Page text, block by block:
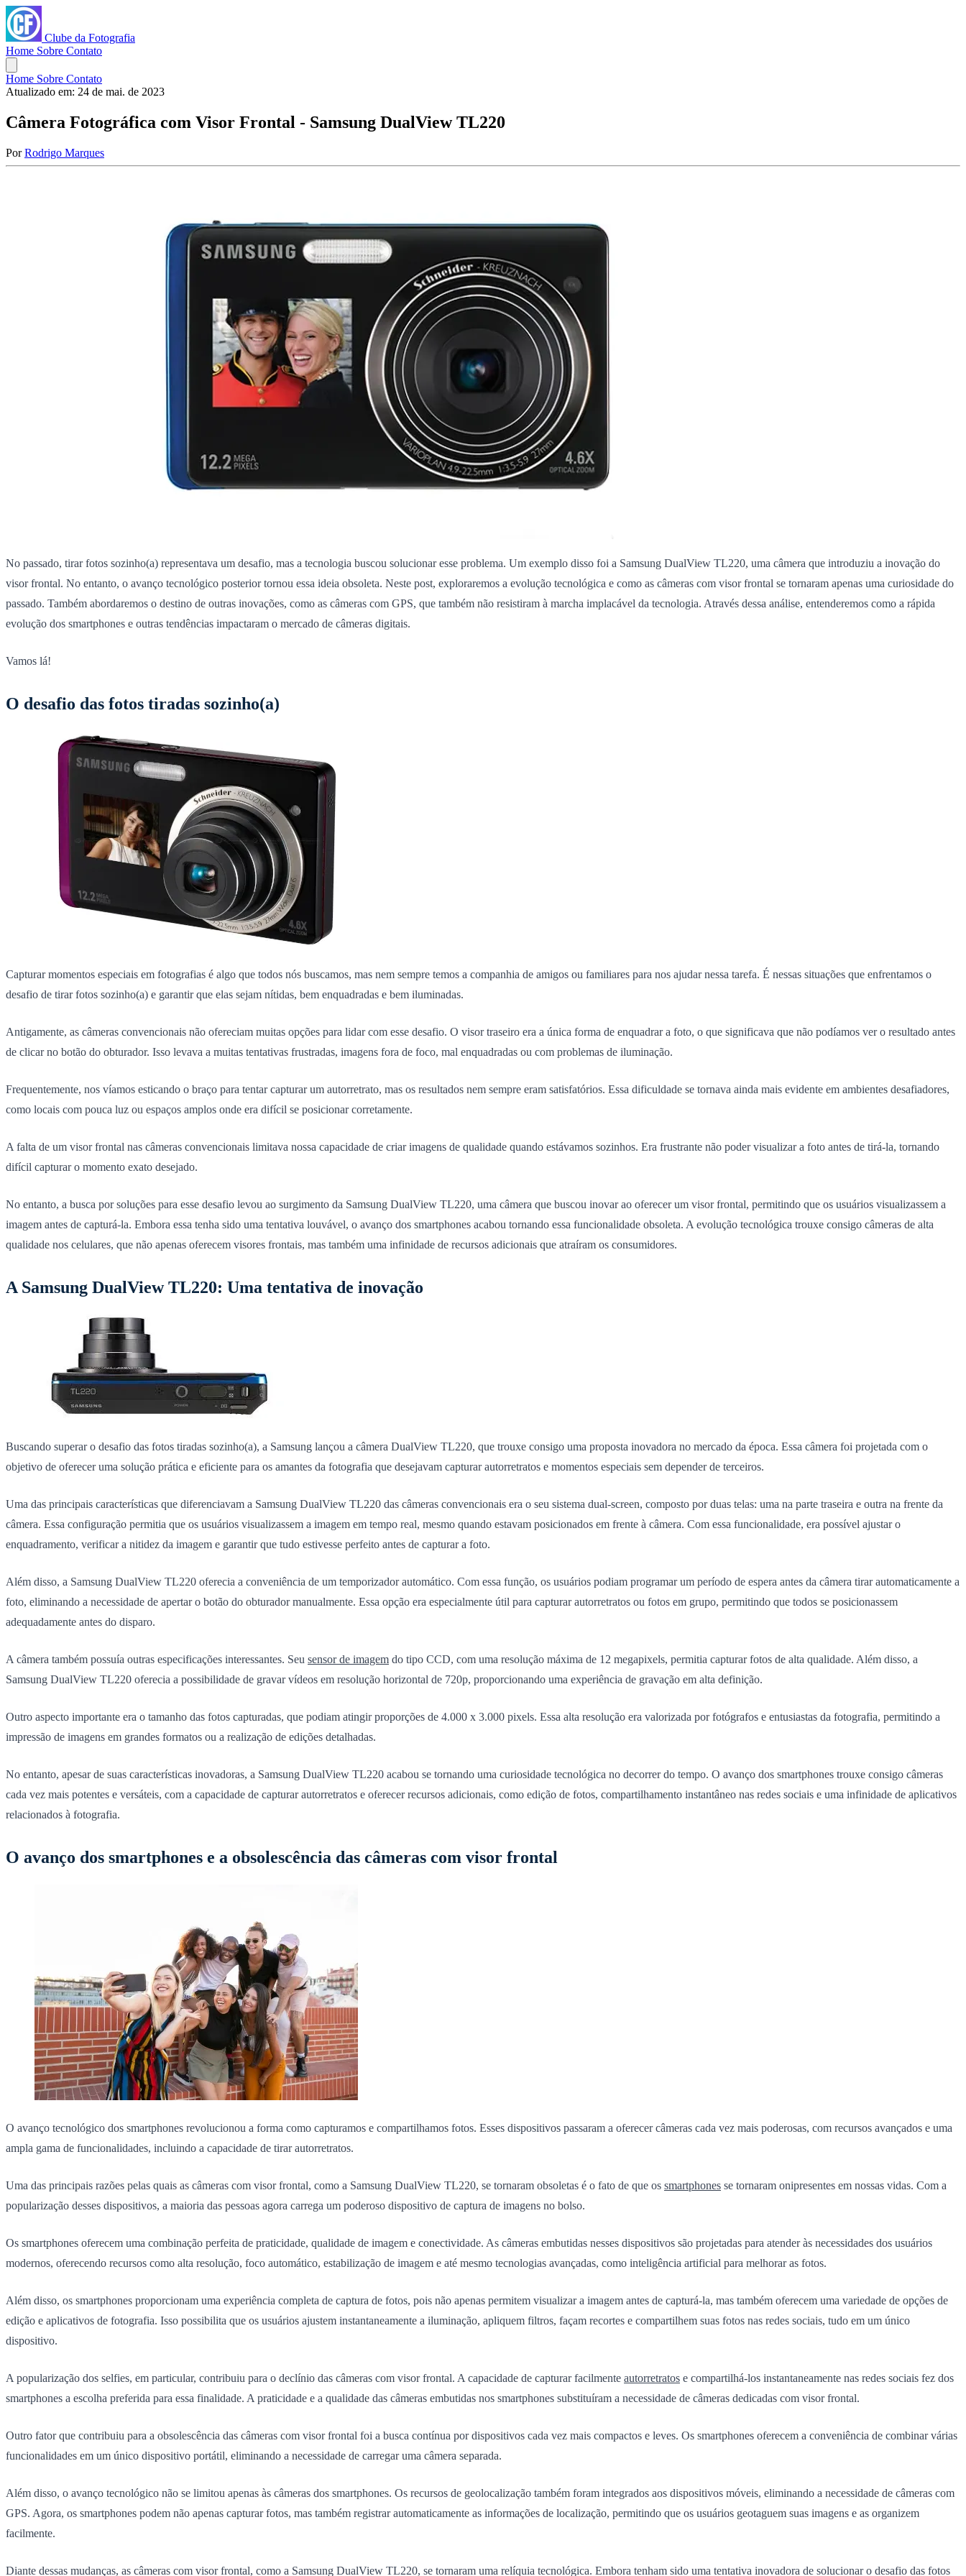
Clube da Fotografia
Home Sobre Contato
Home Sobre Contato
Atualizado em: 24 de mai. de 2023
Câmera Fotográfica com Visor Frontal - Samsung DualView TL220
Por Rodrigo Marques
No passado, tirar fotos sozinho(a) representava um desafio, mas a tecnologia buscou solucionar esse problema. Um exemplo disso foi a Samsung DualView TL220, uma câmera que introduziu a inovação do
visor frontal. No entanto, o avanço tecnológico posterior tornou essa ideia obsoleta. Neste post, exploraremos a evolução tecnológica e como as câmeras com visor frontal se tornaram apenas uma curiosidade do
passado. Também abordaremos o destino de outras inovações, como as câmeras com GPS, que também não resistiram à marcha implacável da tecnologia. Através dessa análise, entenderemos como a rápida
evolução dos smartphones e outras tendências impactaram o mercado de câmeras digitais.
Vamos lá!
O desafio das fotos tiradas sozinho(a)
Capturar momentos especiais em fotografias é algo que todos nós buscamos, mas nem sempre temos a companhia de amigos ou familiares para nos ajudar nessa tarefa. É nessas situações que enfrentamos o
desafio de tirar fotos sozinho(a) e garantir que elas sejam nítidas, bem enquadradas e bem iluminadas.
Antigamente, as câmeras convencionais não ofereciam muitas opções para lidar com esse desafio. O visor traseiro era a única forma de enquadrar a foto, o que significava que não podíamos ver o resultado antes
de clicar no botão do obturador. Isso levava a muitas tentativas frustradas, imagens fora de foco, mal enquadradas ou com problemas de iluminação.
Frequentemente, nos víamos esticando o braço para tentar capturar um autorretrato, mas os resultados nem sempre eram satisfatórios. Essa dificuldade se tornava ainda mais evidente em ambientes desafiadores,
como locais com pouca luz ou espaços amplos onde era difícil se posicionar corretamente.
A falta de um visor frontal nas câmeras convencionais limitava nossa capacidade de criar imagens de qualidade quando estávamos sozinhos. Era frustrante não poder visualizar a foto antes de tirá-la, tornando
difícil capturar o momento exato desejado.
No entanto, a busca por soluções para esse desafio levou ao surgimento da Samsung DualView TL220, uma câmera que buscou inovar ao oferecer um visor frontal, permitindo que os usuários visualizassem a
imagem antes de capturá-la. Embora essa tenha sido uma tentativa louvável, o avanço dos smartphones acabou tornando essa funcionalidade obsoleta. A evolução tecnológica trouxe consigo câmeras de alta
qualidade nos celulares, que não apenas oferecem visores frontais, mas também uma infinidade de recursos adicionais que atraíram os consumidores.
A Samsung DualView TL220: Uma tentativa de inovação
Buscando superar o desafio das fotos tiradas sozinho(a), a Samsung lançou a câmera DualView TL220, que trouxe consigo uma proposta inovadora no mercado da época. Essa câmera foi projetada com o
objetivo de oferecer uma solução prática e eficiente para os amantes da fotografia que desejavam capturar autorretratos e momentos especiais sem depender de terceiros.
Uma das principais características que diferenciavam a Samsung DualView TL220 das câmeras convencionais era o seu sistema dual-screen, composto por duas telas: uma na parte traseira e outra na frente da
câmera. Essa configuração permitia que os usuários visualizassem a imagem em tempo real, mesmo quando estavam posicionados em frente à câmera. Com essa funcionalidade, era possível ajustar o
enquadramento, verificar a nitidez da imagem e garantir que tudo estivesse perfeito antes de capturar a foto.
Além disso, a Samsung DualView TL220 oferecia a conveniência de um temporizador automático. Com essa função, os usuários podiam programar um período de espera antes da câmera tirar automaticamente a
foto, eliminando a necessidade de apertar o botão do obturador manualmente. Essa opção era especialmente útil para capturar autorretratos ou fotos em grupo, permitindo que todos se posicionassem
adequadamente antes do disparo.
A câmera também possuía outras especificações interessantes. Seu sensor de imagem do tipo CCD, com uma resolução máxima de 12 megapixels, permitia capturar fotos de alta qualidade. Além disso, a
Samsung DualView TL220 oferecia a possibilidade de gravar vídeos em resolução horizontal de 720p, proporcionando uma experiência de gravação em alta definição.
Outro aspecto importante era o tamanho das fotos capturadas, que podiam atingir proporções de 4.000 x 3.000 pixels. Essa alta resolução era valorizada por fotógrafos e entusiastas da fotografia, permitindo a
impressão de imagens em grandes formatos ou a realização de edições detalhadas.
No entanto, apesar de suas características inovadoras, a Samsung DualView TL220 acabou se tornando uma curiosidade tecnológica no decorrer do tempo. O avanço dos smartphones trouxe consigo câmeras
cada vez mais potentes e versáteis, com a capacidade de capturar autorretratos e oferecer recursos adicionais, como edição de fotos, compartilhamento instantâneo nas redes sociais e uma infinidade de aplicativos
relacionados à fotografia.
O avanço dos smartphones e a obsolescência das câmeras com visor frontal
O avanço tecnológico dos smartphones revolucionou a forma como capturamos e compartilhamos fotos. Esses dispositivos passaram a oferecer câmeras cada vez mais poderosas, com recursos avançados e uma
ampla gama de funcionalidades, incluindo a capacidade de tirar autorretratos.
Uma das principais razões pelas quais as câmeras com visor frontal, como a Samsung DualView TL220, se tornaram obsoletas é o fato de que os smartphones se tornaram onipresentes em nossas vidas. Com a
popularização desses dispositivos, a maioria das pessoas agora carrega um poderoso dispositivo de captura de imagens no bolso.
Os smartphones oferecem uma combinação perfeita de praticidade, qualidade de imagem e conectividade. As câmeras embutidas nesses dispositivos são projetadas para atender às necessidades dos usuários
modernos, oferecendo recursos como alta resolução, foco automático, estabilização de imagem e até mesmo tecnologias avançadas, como inteligência artificial para melhorar as fotos.
Além disso, os smartphones proporcionam uma experiência completa de captura de fotos, pois não apenas permitem visualizar a imagem antes de capturá-la, mas também oferecem uma variedade de opções de
edição e aplicativos de fotografia. Isso possibilita que os usuários ajustem instantaneamente a iluminação, apliquem filtros, façam recortes e compartilhem suas fotos nas redes sociais, tudo em um único
dispositivo.
A popularização dos selfies, em particular, contribuiu para o declínio das câmeras com visor frontal. A capacidade de capturar facilmente autorretratos e compartilhá-los instantaneamente nas redes sociais fez dos
smartphones a escolha preferida para essa finalidade. A praticidade e a qualidade das câmeras embutidas nos smartphones substituíram a necessidade de câmeras dedicadas com visor frontal.
Outro fator que contribuiu para a obsolescência das câmeras com visor frontal foi a busca contínua por dispositivos cada vez mais compactos e leves. Os smartphones oferecem a conveniência de combinar várias
funcionalidades em um único dispositivo portátil, eliminando a necessidade de carregar uma câmera separada.
Além disso, o avanço tecnológico não se limitou apenas às câmeras dos smartphones. Os recursos de geolocalização também foram integrados aos dispositivos móveis, eliminando a necessidade de câmeras com
GPS. Agora, os smartphones podem não apenas capturar fotos, mas também registrar automaticamente as informações de localização, permitindo que os usuários geotaguem suas imagens e as organizem
facilmente.
Diante dessas mudanças, as câmeras com visor frontal, como a Samsung DualView TL220, se tornaram uma relíquia tecnológica. Embora tenham sido uma tentativa inovadora de solucionar o desafio das fotos